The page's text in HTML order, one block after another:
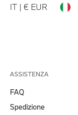
IT | € EUR
ASSISTENZA
FAQ
Spedizione